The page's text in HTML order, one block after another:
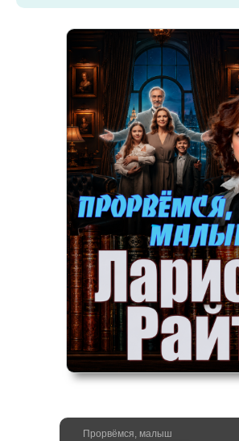
Прорвёмся, малыш